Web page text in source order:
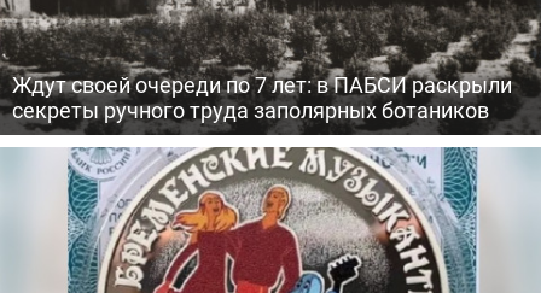
Ждут своей очереди по 7 лет: в ПАБСИ раскрыли
секреты ручного труда заполярных ботаников